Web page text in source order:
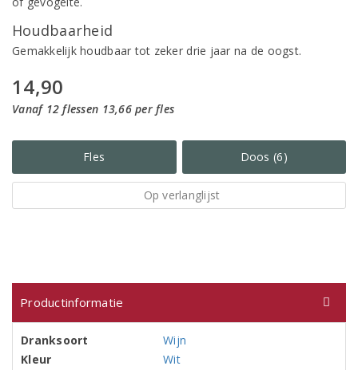
Houdbaarheid
Gemakkelijk houdbaar tot zeker drie jaar na de oogst.
14,90
Vanaf 12 flessen 13,66 per fles
Fles Doos (6)
Op verlanglijst
Productinformatie
Dranksoort
Wijn
Kleur
Wit